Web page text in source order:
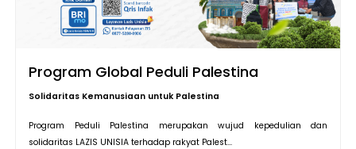
Program Global Peduli Palestina
Solidaritas Kemanusiaan untuk Palestina
Program Peduli Palestina merupakan wujud kepedulian dan
solidaritas LAZIS UNISIA terhadap rakyat Palest...